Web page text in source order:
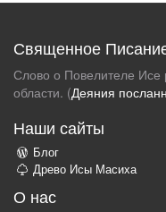
Священное
Слово о Повелителе Исе
области. (Деяния
Наши сайты
Блог
Древо Исы Масиха
О нас